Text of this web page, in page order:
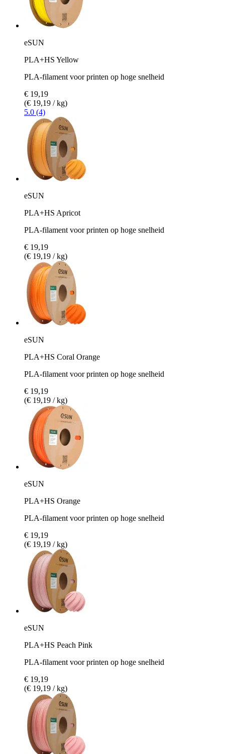
eSUN
PLA+HS Yellow
PLA-filament voor printen op hoge snelheid
€ 19,19
(€ 19,19 / kg)
5.0 (4)
eSUN
PLA+HS Apricot
PLA-filament voor printen op hoge snelheid
€ 19,19
(€ 19,19 / kg)
eSUN
PLA+HS Coral Orange
PLA-filament voor printen op hoge snelheid
€ 19,19
(€ 19,19 / kg)
eSUN
PLA+HS Orange
PLA-filament voor printen op hoge snelheid
€ 19,19
(€ 19,19 / kg)
eSUN
PLA+HS Peach Pink
PLA-filament voor printen op hoge snelheid
€ 19,19
(€ 19,19 / kg)